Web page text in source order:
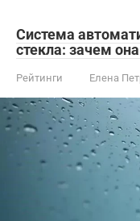
Система
стекла: зачем
Рейтинги Елена